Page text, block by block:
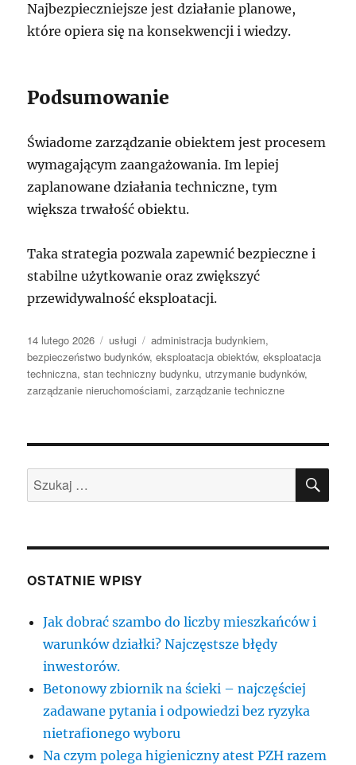
Najbezpieczniejsze jest działanie planowe,
które opiera się na konsekwencji i wiedzy.
Podsumowanie
Świadome zarządzanie obiektem jest procesem
wymagającym zaangażowania. Im lepiej
zaplanowane działania techniczne, tym
większa trwałość obiektu.
Taka strategia pozwala zapewnić bezpieczne i
stabilne użytkowanie oraz zwiększyć
przewidywalność eksploatacji.
Data
publikacji
14 lutego 2026 Kategorie
usługi Tagi
administracja budynkiem,
bezpieczeństwo budynków,eksploatacja obiektów,eksploatacja
techniczna,stan techniczny budynku, utrzymanie budynków,
zarządzanie nieruchomościami,zarządzanie techniczne
Szukaj:
OSTATNIE WPISY
Jak dobrać szambo do liczby mieszkańców i
warunków działki? Najczęstsze błędy
inwestorów.
Betonowy zbiornik na ścieki – najczęściej
zadawane pytania i odpowiedzi bez ryzyka
nietrafionego wyboru
Na czym polega higieniczny atest PZH razem